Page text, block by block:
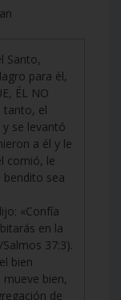
Santo,
para él,
ÉL NO
tanto, el
se levantó
a él y le
comió, le
sea
«Confía
en la
37:3).
bien
bien,
de